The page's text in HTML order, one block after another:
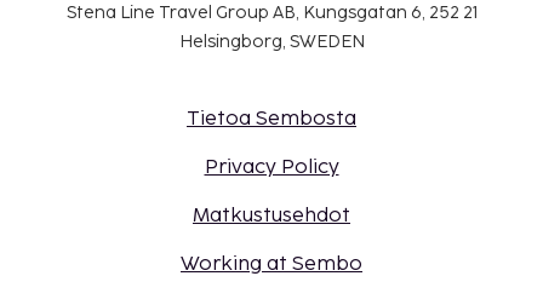
Stena Line Travel Group AB, Kungsgatan 6, 252 21
Helsingborg, SWEDEN
Tietoa Sembosta
Privacy Policy
Matkustusehdot
Working at Sembo